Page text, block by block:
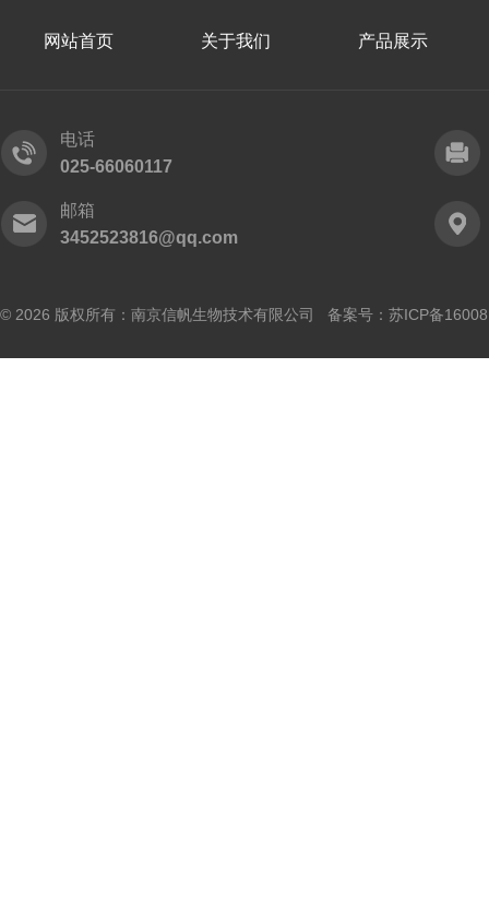
网站首页 关于我们 产品展示
电话
025-66060117
邮箱
3452523816@qq.com
© 2026 版权所有：南京信帆生物技术有限公司 备案号： 苏ICP备